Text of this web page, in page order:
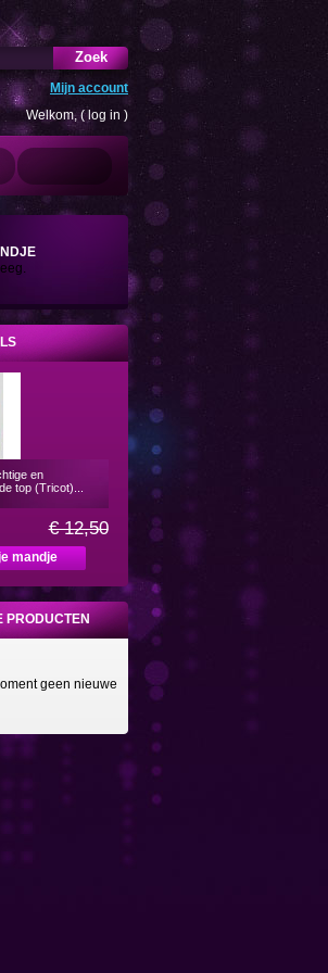
Zoek
Mijn account
Welkom, ( log in )
en
top (Tricot)...
€ 12,50
mandje
PRODUCTEN
geen nieuwe